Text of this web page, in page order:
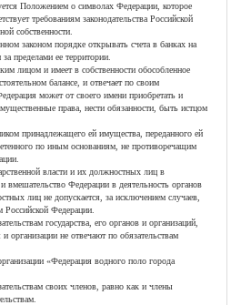
Положением о символах Федерации, которое
требованиям законодательства Российской
собственности.
законом порядке открывать счета в банках на
пределами ее территории.
лицом и имеет в собственности обособленное
балансе, и отвечает по своим
может от своего имени приобретать и
права, нести обязанности, быть истцом
принадлежащего ей имущества, переданного ей
по иным основаниям, не противоречащим
власти и их должностных лиц в
вмешательство Федерации в деятельность органов
лиц не допускается, за исключением случаев,
Российской Федерации.
государства, его органов и организаций,
организации не отвечают по обязательствам
«Федерация водного поло города
своих членов, равно как и члены